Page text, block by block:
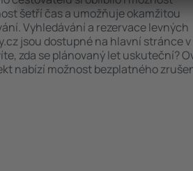
šetří čas a umožňuje okamžitou
Vyhledávání a rezervace levných
jsou dostupné na hlavní stránce v
zda se plánovaný let uskuteční?
nabízí možnost bezplatného